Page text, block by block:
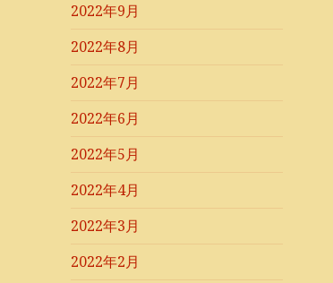
2022年9月
2022年8月
2022年7月
2022年6月
2022年5月
2022年4月
2022年3月
2022年2月